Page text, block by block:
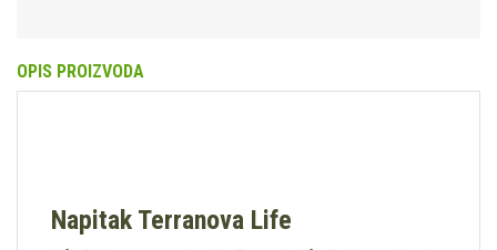
OPIS PROIZVODA
Napitak Terranova Life